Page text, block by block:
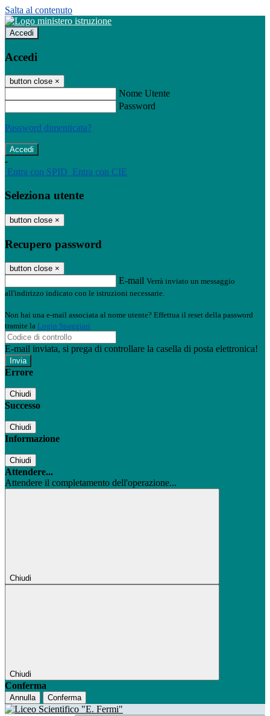
Salta al contenuto
Accedi
Accedi
button close ×
Nome Utente
Password
Password dimenticata?
-
Entra con SPID Entra con CIE
Seleziona utente
button close ×
Recupero password
button close ×
E-mail Verrà inviato un messaggio
all'indirizzo indicato con le istruzioni necessarie.
Non hai una e-mail associata al nome utente? Effettua il reset della password
tramite la Login Spaggiari
E-mail inviata, si prega di controllare la casella di posta elettronica!
Errore
Chiudi
Successo
Chiudi
Informazione
Chiudi
Attendere...
Attendere il completamento dell'operazione...
Chiudi
Chiudi
Conferma
Annulla Conferma